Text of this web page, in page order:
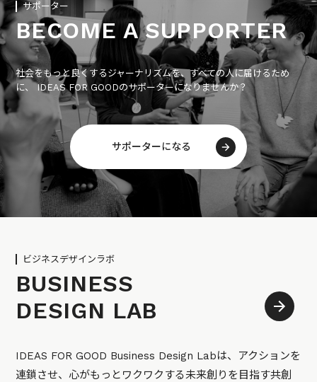
サポーター
BECOME A SUPPORTER
社会をもっと良くするジャーナリズムを、すべての人に届けるため
に、 IDEAS FOR GOODのサポーターになりませんか？
サポーターになる
ビジネスデザインラボ
BUSINESS
DESIGN LAB
IDEAS FOR GOOD Business Design Labは、アクションを
連鎖させ、心がもっとワクワクする未来創りを目指す共創